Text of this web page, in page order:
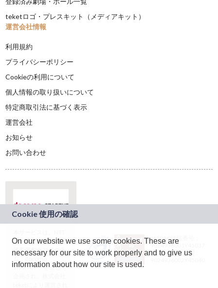
teketロゴ・プレスキット（メディアキット）
運営会社情報
利用規約
プライバシーポリシー
Cookieの利用について
個人情報の取り扱いについて
特定商取引法に基づく表示
運営会社
お知らせ
お問い合わせ
ドコモグループの新
規事業創出プログラ
ム「docomo
STARTUP」を通じて
JASRAC許諾番号：
9024936001Y45037
JASRAC許諾番号：
On our website we use some cookies. These are
necessary for our site to work properly and to give us
information about how our site is used.